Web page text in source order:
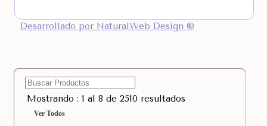
Desarrollado por NaturalWeb Design ®
Mostrando : 1 al 8 de 2510 resultados
Ver Todos